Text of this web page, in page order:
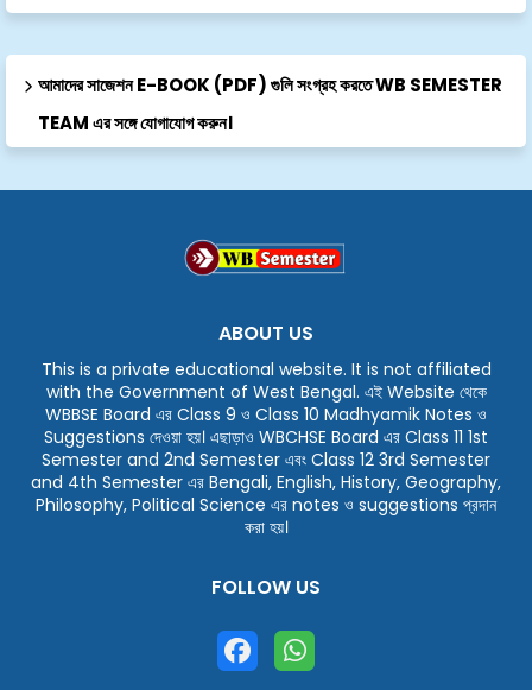
আমাদের সাজেশন E-BOOK (PDF) গুলি সংগ্রহ করতে WB SEMESTER
TEAM এর সঙ্গে যোগাযোগ করুন।
ABOUT US
This is a private educational website. It is not affiliated
with the Government of West Bengal. এই Website থেকে
WBBSE Board এর Class 9 ও Class 10 Madhyamik Notes ও
Suggestions দেওয়া হয়। এছাড়াও WBCHSE Board এর Class 11 1st
Semester and 2nd Semester এবং Class 12 3rd Semester
and 4th Semester এর Bengali, English, History, Geography,
Philosophy, Political Science এর notes ও suggestions প্রদান
করা হয়।
FOLLOW US